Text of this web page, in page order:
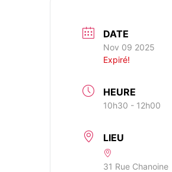
DATE
Nov 09 2025
Expiré!
HEURE
10h30 - 12h00
LIEU
31 Rue Chanoine